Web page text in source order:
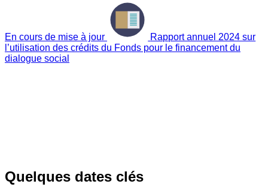
En cours de mise à jour
Rapport annuel 2024 sur
l’utilisation des crédits du Fonds pour le financement du
dialogue social
Quelques dates clés